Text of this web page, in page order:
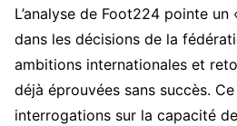
L’analyse de Foot224 pointe
dans les décisions de la
ambitions internationales et
déjà éprouvées sans succès.
interrogations sur la capacité